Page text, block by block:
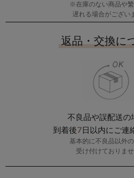
※在庫のない商品や
遅れる場合がござい
返品・交換に
不良品や誤配送の
到着後7日以内にご連
基本的に不良品以外
受け付けておりませ